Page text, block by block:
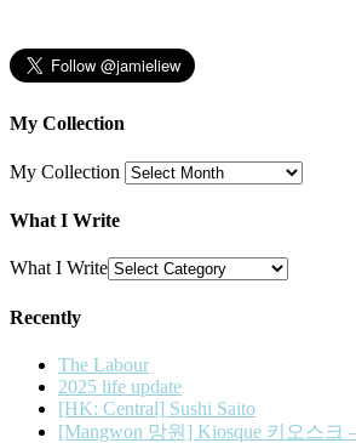
My Collection
My Collection
What I Write
What I Write
Recently
The Labour
2025 life update
[HK: Central] Sushi Saito
[Mangwon 망원] Kiosque 키오스크 –